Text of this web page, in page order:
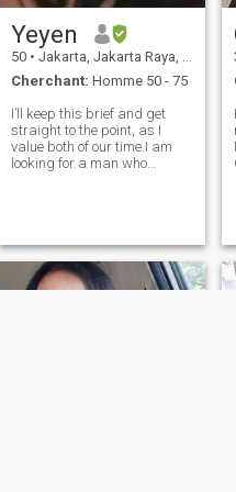
Yeyen
50 • Jakarta, Jakarta Raya, Indonésie
Cherchant: Homme 50 - 75
I’ll keep this brief and get
straight to the point, as I
value both of our time.I am
looking for a man who
about building a life,
marriage, and